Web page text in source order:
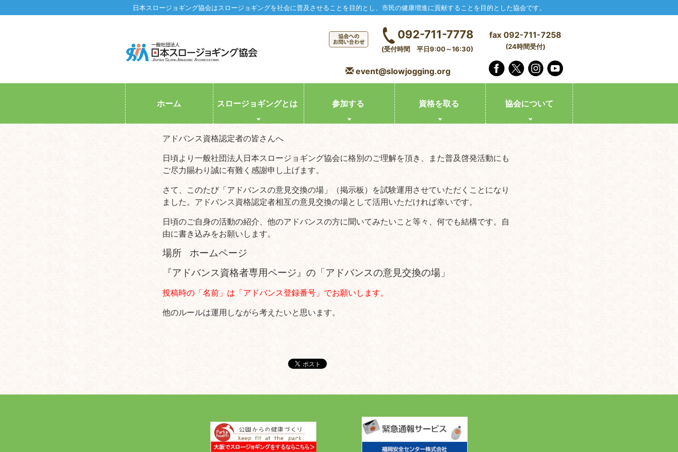
日本スロージョギング協会はスロージョギングを社会に普及させることを目的とし、市民の健康増進に貢献することを目的とした協会です。
092-711-7778
(受付時間 平日9:00～16:30)
fax 092-711-7258
(24時間受付)
event@slowjogging.org
ホーム スロージョギングとは 参加する 資格を取る 協会について
アドバンス資格認定者の皆さんへ
日頃より一般社団法人日本スロージョギング協会に格別のご理解を頂き、また普及啓発活動にも
ご尽力賜わり誠に有難く感謝申し上げます。
さて、このたび「アドバンスの意見交換の場」（掲示板）を試験運用させていただくことになり
ました。アドバンス資格認定者相互の意見交換の場として活用いただければ幸いです。
日頃のご自身の活動の紹介、他のアドバンスの方に聞いてみたいこと等々、何でも結構です。自
由に書き込みをお願いします。
場所
ホームページ
『アドバンス資格者専用ページ』の「アドバンスの意見交換の場」
投稿時の「名前」は「アドバンス登録番号」でお願いします。
他のルールは運用しながら考えたいと思います。